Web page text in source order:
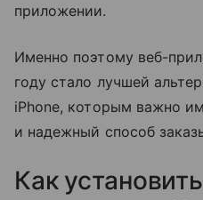
приложении.
Именно поэтому веб-
году стало лучшей
iPhone, которым важно
и надежный способ
Как